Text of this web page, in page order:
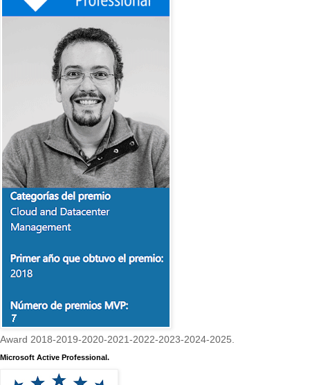
Award 2018-2019-2020-2021-2022-2023-2024-2025.
Microsoft Active Professional.